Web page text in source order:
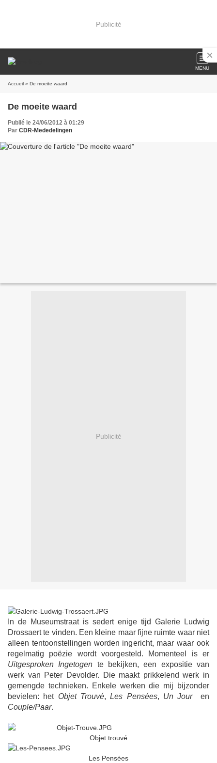
Publicité
MENU
Accueil » De moeite waard
De moeite waard
Publié le 24/06/2012 à 01:29
Par CDR-Mededelingen
Publicité
In de Museumstraat is sedert enige tijd Galerie Ludwig
Drossaert te vinden. Een kleine maar fijne ruimte waar niet
alleen tentoonstellingen worden ingericht, maar waar ook
regelmatig poëzie wordt voorgesteld. Momenteel is er
Uitgesproken Ingetogen te bekijken, een expositie van
werk van Peter Devolder. Die maakt prikkelend werk in
gemengde technieken. Enkele werken die mij bijzonder
bevielen: het Objet Trouvé, Les Pensées, Un Jouren
Couple/Paar.
Objet trouvé
Les Pensées